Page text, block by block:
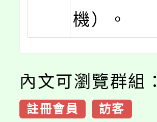
機）。
內文可瀏覽群組：
註冊會員 訪客